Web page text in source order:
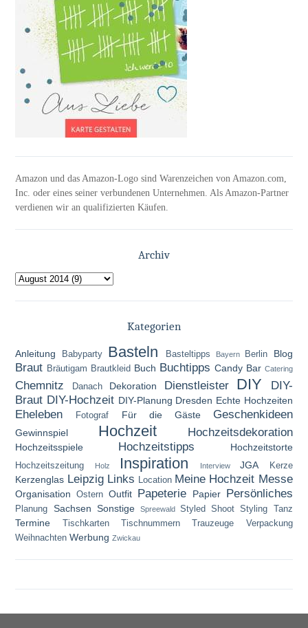
Amazon und das Amazon-Logo sind Warenzeichen von Amazon.com,
Inc. oder eines seiner verbundenen Unternehmen. Als Amazon-Partner
verdienen wir an qualifizierten Käufen.
Archiv
Kategorien
Anleitung Babyparty Basteln Basteltipps Bayern Berlin Blog
Braut Bräutigam Brautkleid Buch Buchtipps Candy Bar Catering
Chemnitz Danach Dekoration Dienstleister DIY
DIY-
Braut DIY-Hochzeit DIY-Planung Dresden Echte Hochzeiten
Eheleben Fotograf Für die Gäste Geschenkideen
Gewinnspiel Hochzeit Hochzeitsdekoration
Hochzeitsspiele Hochzeitstipps Hochzeitstorte
Hochzeitszeitung Holz Inspiration Interview JGA Kerze
Kerzenglas Leipzig Links Location Meine Hochzeit Messe
Organisation Ostern Outfit Papeterie Papier Persönliches
Planung Sachsen Sonstige Spreewald Styled Shoot Styling Tanz
Termine Tischkarten Tischnummern Trauzeuge
Verpackung
Weihnachten Werbung Zwickau